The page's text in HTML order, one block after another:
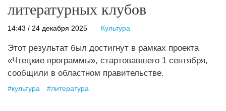
литературных клубов
14:43 / 24 декабря 2025 Культура
Этот результат был достигнут в рамках проекта
«Чтецкие программы», стартовавшего 1 сентября,
сообщили в областном правительстве.
#культура #литература